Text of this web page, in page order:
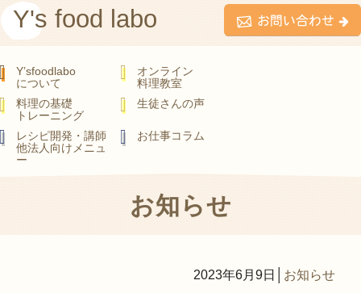
Y's food labo
Y’sfoodlabo
について
オンライン
料理教室
料理の基礎
トレーニング
生徒さんの声
レシピ開発・講師
他法人向けメニュ
ー
お仕事コラム
お知らせ
2023年6月9日 お知らせ